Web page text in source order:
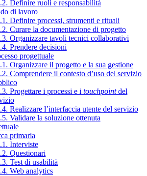
Definire ruoli e responsabilità
di lavoro
Definire processi, strumenti e rituali
Curare la documentazione di progetto
Organizzare tavoli tecnici collaborativi
Prendere decisioni
progettuale
Organizzare il progetto e la sua gestione
Comprendere il contesto d’uso del servizio
Progettare i processi e i touchpointdel
Realizzare l’interfaccia utente del servizio
Validare la soluzione ottenuta
primaria
Interviste
Questionari
Test di usabilità
Web analytics